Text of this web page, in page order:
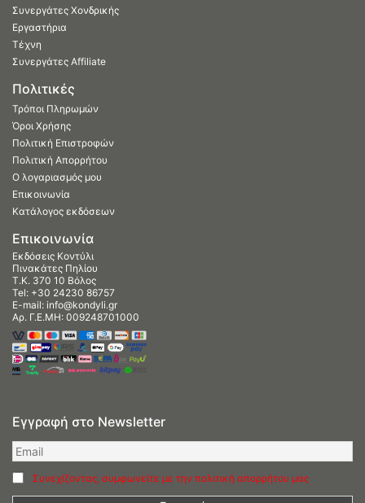
Συνεργάτες Χονδρικής
Εργαστήρια
Τέχνη
Συνεργάτες Affiliate
Πολιτικές
Τρόποι Πληρωμών
Όροι Χρήσης
Πολιτική Επιστροφών
Πολιτική Απορρήτου
Ο λογαριασμός μου
Επικοινωνία
Κατάλογος εκδόσεων
Επικοινωνία
Εκδόσεις Κοντύλι
Πινακάτες Πηλίου
Τ.Κ. 370 10 Βόλος
Tel: +30 24230 86757
E-mail: info@kondyli.gr
Αρ. Γ.Ε.ΜΗ: 009248701000
Εγγραφή στο Newsletter
Συνεχίζοντας, συμφωνείτε με την πολιτική απορρήτου μας